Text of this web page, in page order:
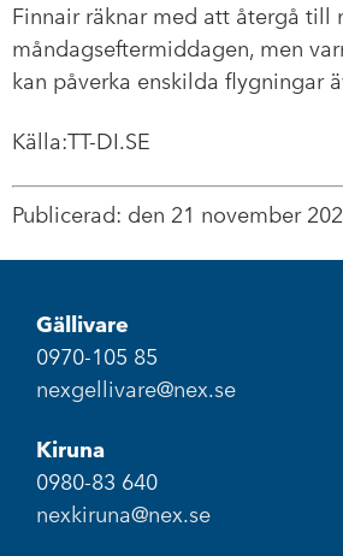
Finnair räknar med att återgå till
måndagseftermiddagen, men
kan påverka enskilda flygningar
Källa:TT-DI.SE
Publicerad: den 21 november
Gällivare
0970-105 85
nexgellivare@nex.se
Kiruna
0980-83 640
nexkiruna@nex.se